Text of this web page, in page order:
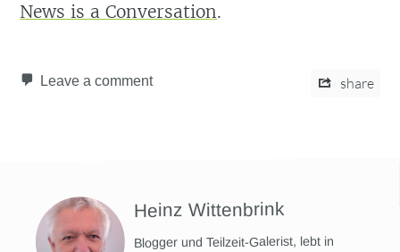
News is a Conversation.
Leave a comment share
Heinz Wittenbrink
Blogger und Teilzeit-Galerist, lebt in